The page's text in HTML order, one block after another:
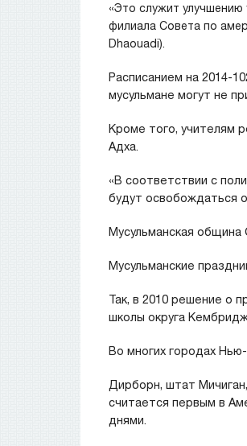
«Это служит улучшению
филиала Совета по
Dhaouadi).
Расписанием на 2014-
мусульмане могут не
Кроме того, учителям
Адха.
«В соответствии с
будут освобождаться
Мусульманская
Мусульманские
Так, в 2010 решение о
школы округа
Во многих городах
Дирборн, штат
считается первым в
днями.